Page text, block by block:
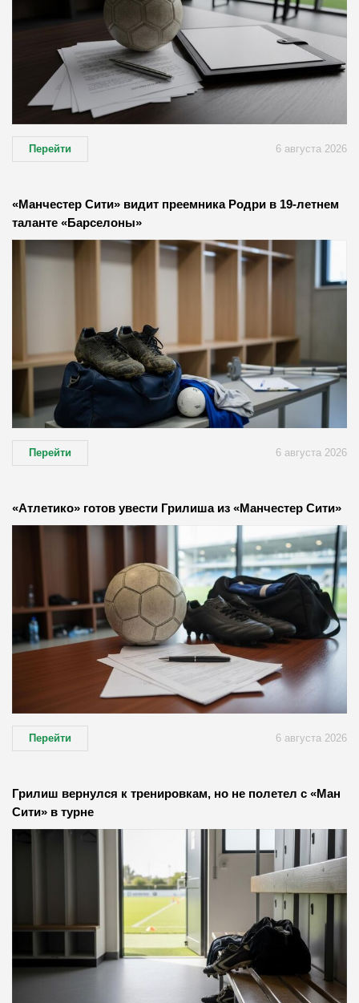
Перейти 6 августа 2026
«Манчестер Сити» видит преемника Родри в 19-летнем
таланте «Барселоны»
Перейти 6 августа 2026
«Атлетико» готов увести Грилиша из «Манчестер Сити»
Перейти 6 августа 2026
Грилиш вернулся к тренировкам, но не полетел с «Ман
Сити» в турне